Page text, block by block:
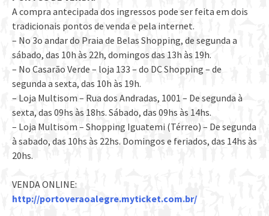
A compra antecipada dos ingressos pode ser feita em dois
tradicionais pontos de venda e pela internet.
– No 3o andar do Praia de Belas Shopping, de segunda a
sábado, das 10h às 22h, domingos das 13h às 19h.
– No Casarão Verde – loja 133 – do DC Shopping – de
segunda a sexta, das 10h às 19h.
– Loja Multisom – Rua dos Andradas, 1001 – De segunda à
sexta, das 09hs às 18hs. Sábado, das 09hs às 14hs.
– Loja Multisom – Shopping Iguatemi (Térreo) – De segunda
à sabado, das 10hs às 22hs. Domingos e feriados, das 14hs às
20hs.
VENDA ONLINE:
http://portoveraoalegre.myticket.com.br/